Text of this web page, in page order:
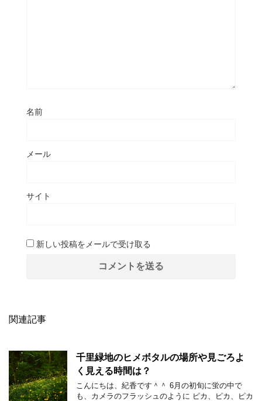
名前
メール
サイト
新しい投稿をメールで受け取る
関連記事
千里緑地のヒメボタルの場所や見ごろよ
く見える時間は？
こんにちは、紀香です＾＾ 6月の初旬に蛍の中で
も、カメラのフラッシュのように ピカ、ピカ、ピカ